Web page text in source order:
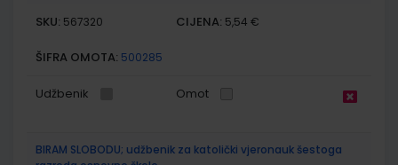
SKU: 567320 CIJENA: 5,54 €
ŠIFRA OMOTA: 500285
Udžbenik Omot
BIRAM SLOBODU; udžbenik za katolički vjeronauk šestoga